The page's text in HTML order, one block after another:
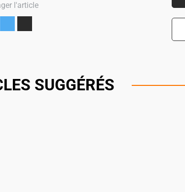
l'article
SUGGÉRÉS